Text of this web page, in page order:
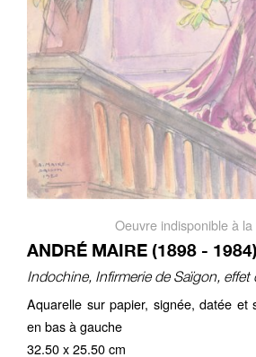
Oeuvre indisponible à
ANDRÉ MAIRE (1898 - 1984)
Indochine, Infirmerie de Saïgon,
Aquarelle sur papier, signée, datée et
en bas à gauche
32.50 x 25.50 cm